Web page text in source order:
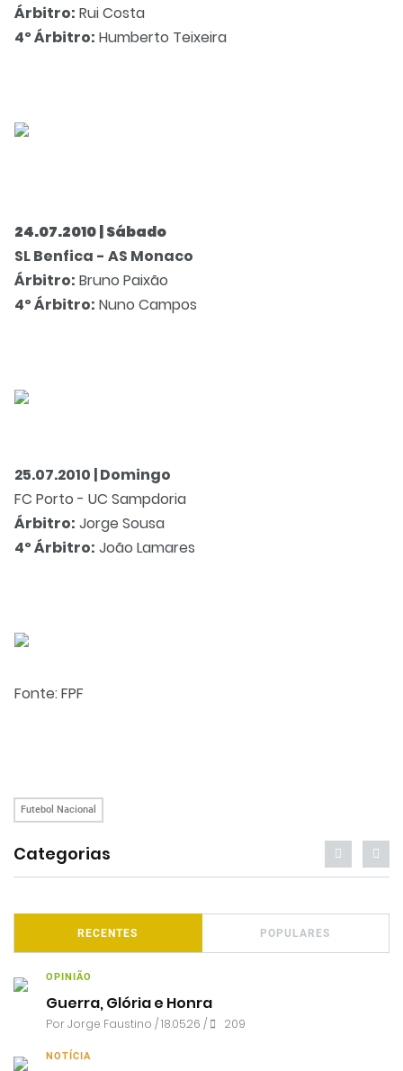
Árbitro: Rui Costa
4º Árbitro: Humberto Teixeira
24.07.2010 | Sábado
SL Benfica - AS Monaco
Árbitro: Bruno Paixão
4º Árbitro: Nuno Campos
25.07.2010 | Domingo
FC Porto - UC Sampdoria
Árbitro: Jorge Sousa
4º Árbitro: João Lamares
Fonte:FPF
Futebol Nacional
Categorias
RECENTES POPULARES
OPINIÃO
Guerra, Glória e Honra
PorJorge Faustino / 18.05.26 / 209
NOTÍCIA